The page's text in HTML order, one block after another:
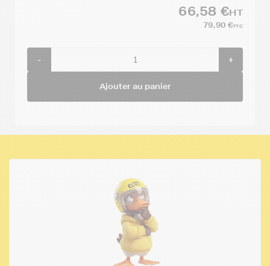
66,58 €HT
79,90 €TTC
- +
Ajouter au panier